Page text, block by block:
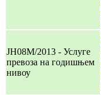
ЈН08М/2013 - Услуге
превоза на годишњем
нивоу